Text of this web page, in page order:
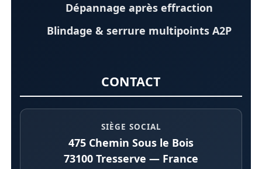
Dépannage après effraction
Blindage & serrure multipoints A2P
CONTACT
SIÈGE SOCIAL
475 Chemin Sous le Bois
73100 Tresserve — France